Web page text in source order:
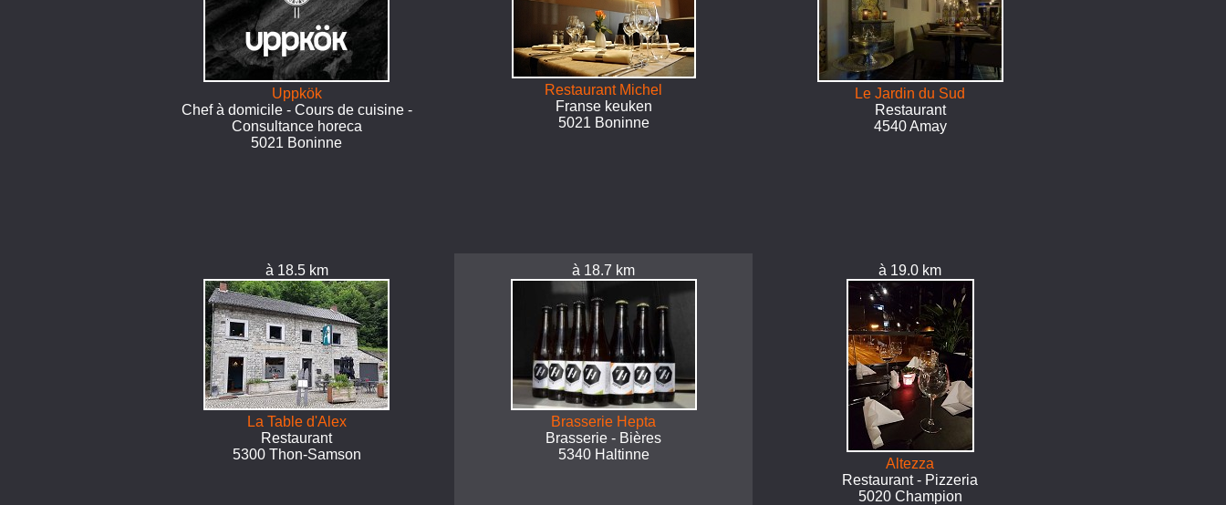
Uppkök
Chef à domicile - Cours de cuisine -
Consultance horeca
5021 Boninne
Restaurant Michel
Franse keuken
5021 Boninne
Le Jardin du Sud
Restaurant
4540 Amay
à 18.5 km
La Table d'Alex
Restaurant
5300 Thon-Samson
à 18.7 km
Brasserie Hepta
Brasserie - Bières
5340 Haltinne
à 19.0 km
Altezza
Restaurant - Pizzeria
5020 Champion